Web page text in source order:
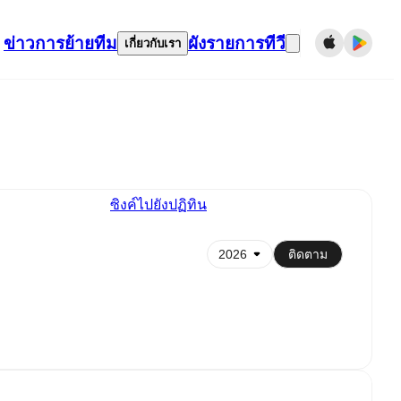
ข่าวการย้ายทีม เกี่ยวกับเรา ผังรายการทีวี
ซิงค์ไปยังปฏิทิน
ติดตาม